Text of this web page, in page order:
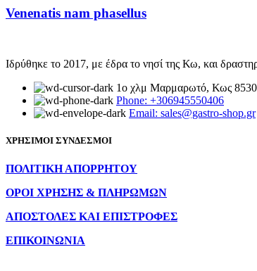
Venenatis nam phasellus
Ιδρύθηκε το 2017, με έδρα το νησί της Κω, και
1ο χλμ Μαρμαρωτό, Κως
Phone: +306945550406
Email: sales@gastro-shop.gr
ΧΡΗΣΙΜΟΙ ΣΥΝΔΕΣΜΟΙ
ΠΟΛΙΤΙΚΗ ΑΠΟΡΡΗΤΟΥ
ΟΡΟΙ ΧΡΗΣΗΣ & ΠΛΗΡΩΜΩΝ
ΑΠΟΣΤΟΛΕΣ ΚΑΙ ΕΠΙΣΤΡΟΦΕΣ
ΕΠΙΚΟΙΝΩΝΙΑ